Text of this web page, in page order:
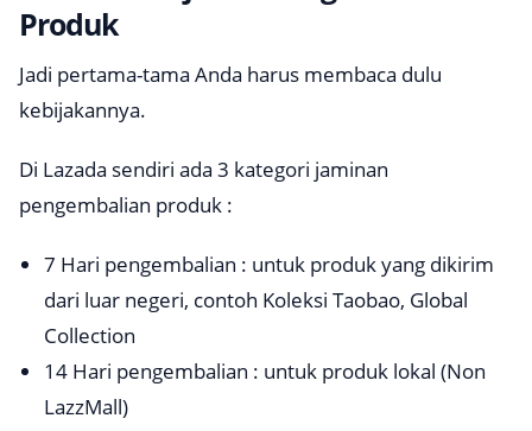
Produk
Jadi pertama-tama Anda harus membaca dulu
kebijakannya.
Di Lazada sendiri ada 3 kategori jaminan
pengembalian produk :
7 Hari pengembalian : untuk produk yang dikirim
dari luar negeri, contoh Koleksi Taobao, Global
Collection
14 Hari pengembalian : untuk produk lokal (Non
LazzMall)